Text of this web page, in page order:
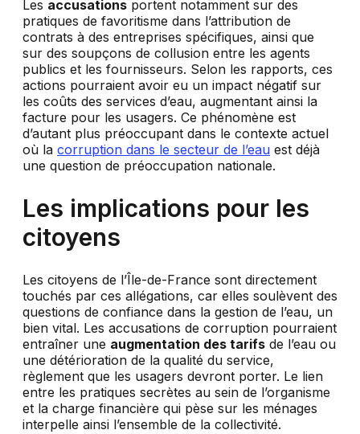
Les accusations portent notamment sur des
pratiques de favoritisme dans l’attribution de
contrats à des entreprises spécifiques, ainsi que
sur des soupçons de collusion entre les agents
publics et les fournisseurs. Selon les rapports, ces
actions pourraient avoir eu un impact négatif sur
les coûts des services d’eau, augmentant ainsi la
facture pour les usagers. Ce phénomène est
d’autant plus préoccupant dans le contexte actuel
où la corruption dans le secteur de l’eau est déjà
une question de préoccupation nationale.
Les implications pour les
citoyens
Les citoyens de l’Île-de-France sont directement
touchés par ces allégations, car elles soulèvent des
questions de confiance dans la gestion de l’eau, un
bien vital. Les accusations de corruption pourraient
entraîner une augmentation des tarifs de l’eau ou
une détérioration de la qualité du service,
règlement que les usagers devront porter. Le lien
entre les pratiques secrètes au sein de l’organisme
et la charge financière qui pèse sur les ménages
interpelle ainsi l’ensemble de la collectivité.